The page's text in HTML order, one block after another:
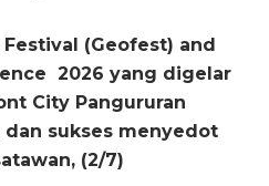
(Geofest) and
2026 yang digelar
City Pangururan
sukses menyedot
(2/7)